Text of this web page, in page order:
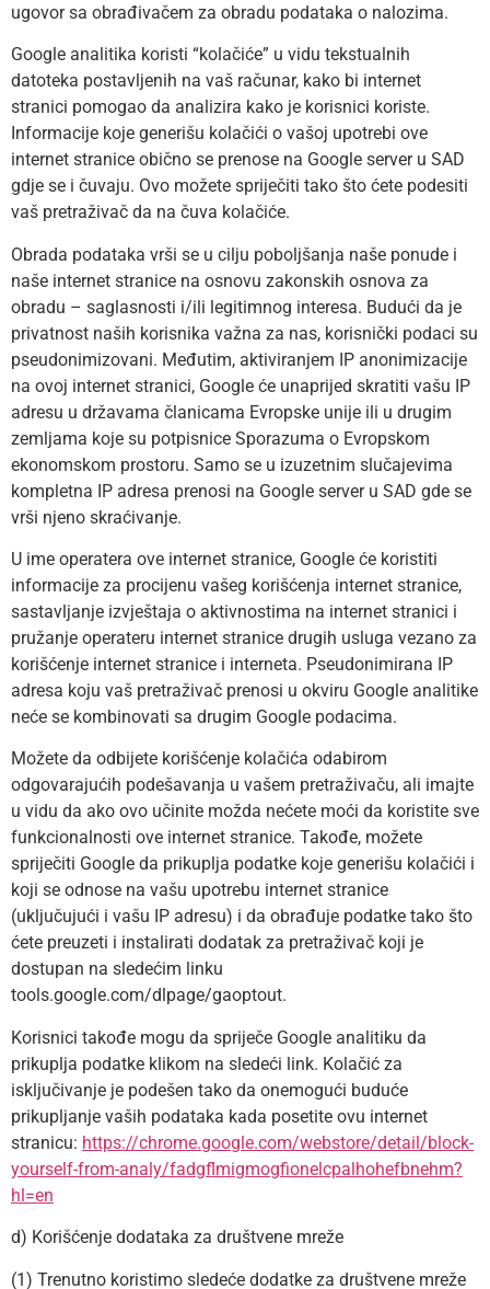
ugovor sa obrađivačem za obradu podataka o nalozima.
Google analitika koristi “kolačiće” u vidu tekstualnih
datoteka postavljenih na vaš računar, kako bi internet
stranici pomogao da analizira kako je korisnici koriste.
Informacije koje generišu kolačići o vašoj upotrebi ove
internet stranice obično se prenose na Google server u SAD
gdje se i čuvaju. Ovo možete spriječiti tako što ćete podesiti
vaš pretraživač da na čuva kolačiće.
Obrada podataka vrši se u cilju poboljšanja naše ponude i
naše internet stranice na osnovu zakonskih osnova za
obradu – saglasnosti i/ili legitimnog interesa. Budući da je
privatnost naših korisnika važna za nas, korisnički podaci su
pseudonimizovani. Međutim, aktiviranjem IP anonimizacije
na ovoj internet stranici, Google će unaprijed skratiti vašu IP
adresu u državama članicama Evropske unije ili u drugim
zemljama koje su potpisnice Sporazuma o Evropskom
ekonomskom prostoru. Samo se u izuzetnim slučajevima
kompletna IP adresa prenosi na Google server u SAD gde se
vrši njeno skraćivanje.
U ime operatera ove internet stranice, Google će koristiti
informacije za procijenu vašeg korišćenja internet stranice,
sastavljanje izvještaja o aktivnostima na internet stranici i
pružanje operateru internet stranice drugih usluga vezano za
korišćenje internet stranice i interneta. Pseudonimirana IP
adresa koju vaš pretraživač prenosi u okviru Google analitike
neće se kombinovati sa drugim Google podacima.
Možete da odbijete korišćenje kolačića odabirom
odgovarajućih podešavanja u vašem pretraživaču, ali imajte
u vidu da ako ovo učinite možda nećete moći da koristite sve
funkcionalnosti ove internet stranice. Takođe, možete
spriječiti Google da prikuplja podatke koje generišu kolačići i
koji se odnose na vašu upotrebu internet stranice
(uključujući i vašu IP adresu) i da obrađuje podatke tako što
ćete preuzeti i instalirati dodatak za pretraživač koji je
dostupan na sledećim linku
tools.google.com/dlpage/gaoptout.
Korisnici takođe mogu da spriječe Google analitiku da
prikuplja podatke klikom na sledeći link. Kolačić za
isključivanje je podešen tako da onemogući buduće
prikupljanje vaših podataka kada posetite ovu internet
stranicu: https://chrome.google.com/webstore/detail/block-
yourself-from-analy/fadgflmigmogfionelcpalhohefbnehm?
hl=en
d) Korišćenje dodataka za društvene mreže
(1) Trenutno koristimo sledeće dodatke za društvene mreže